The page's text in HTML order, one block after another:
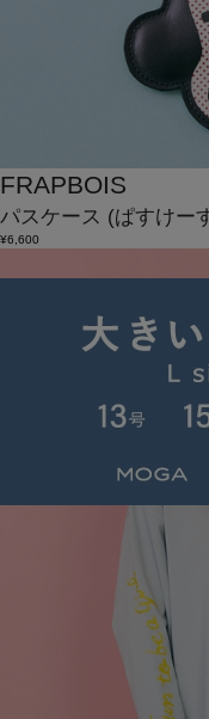
FRAPBOIS
パスケース (ぱすけー
¥6,600